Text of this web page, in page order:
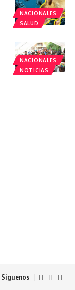
NACIONALES
SALUD
NACIONALES
NOTICIAS
Siguenos